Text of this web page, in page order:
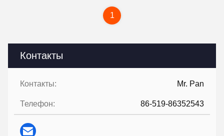
Контакты
Контакты: Mr. Pan
Телефон: 86-519-86352543
1